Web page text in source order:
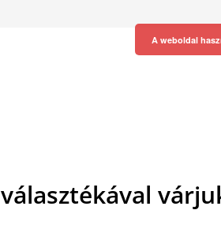
A weboldal